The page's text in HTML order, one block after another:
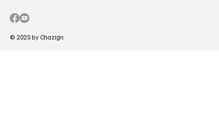
© 2025 by Chazign.